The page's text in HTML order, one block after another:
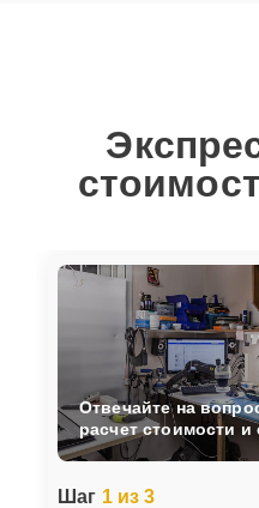
Шаг 1 из 3
Отвечайте на
расчет стоимости и